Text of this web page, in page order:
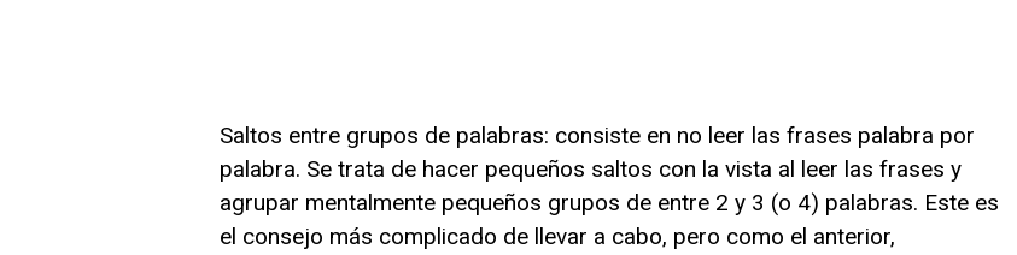
Saltos entre grupos de palabras: consiste en no leer las frases palabra por
palabra. Se trata de hacer pequeños saltos con la vista al leer las frases y
agrupar mentalmente pequeños grupos de entre 2 y 3 (o 4) palabras. Este es
el consejo más complicado de llevar a cabo, pero como el anterior,